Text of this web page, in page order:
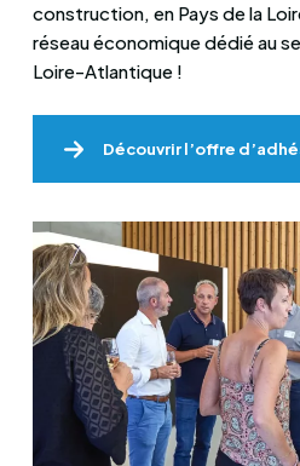
construction, en Pays de la
réseau économique dédié au
Loire-Atlantique !
Découvrir l’offre